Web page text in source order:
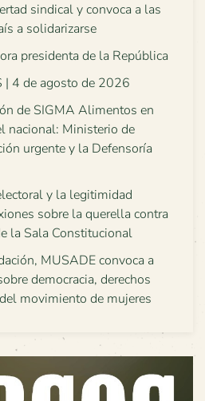
sindical y convoca a las
a solidarizarse
presidenta de la República
| 4 de agosto de 2026
de SIGMA Alimentos en
nacional: Ministerio de
urgente y la Defensoría
y la legitimidad
sobre la querella contra
la Sala Constitucional
MUSADE convoca a
democracia, derechos
movimiento de mujeres